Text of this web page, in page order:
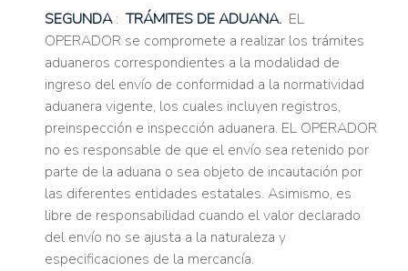
SEGUNDA:TRÁMITES DE ADUANA. EL
OPERADOR se compromete a realizar los trámites
aduaneros correspondientes a la modalidad de
ingreso del envío de conformidad a la normatividad
aduanera vigente, los cuales incluyen registros,
preinspección e inspección aduanera. EL OPERADOR
no es responsable de que el envío sea retenido por
parte de la aduana o sea objeto de incautación por
las diferentes entidades estatales. Asimismo, es
libre de responsabilidad cuando el valor declarado
del envío no se ajusta a la naturaleza y
especificaciones de la mercancía.